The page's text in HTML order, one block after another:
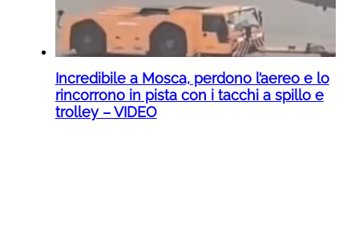
Incredibile a Mosca, perdono l’aereo e lo
rincorrono in pista con i tacchi a spillo e
trolley – VIDEO